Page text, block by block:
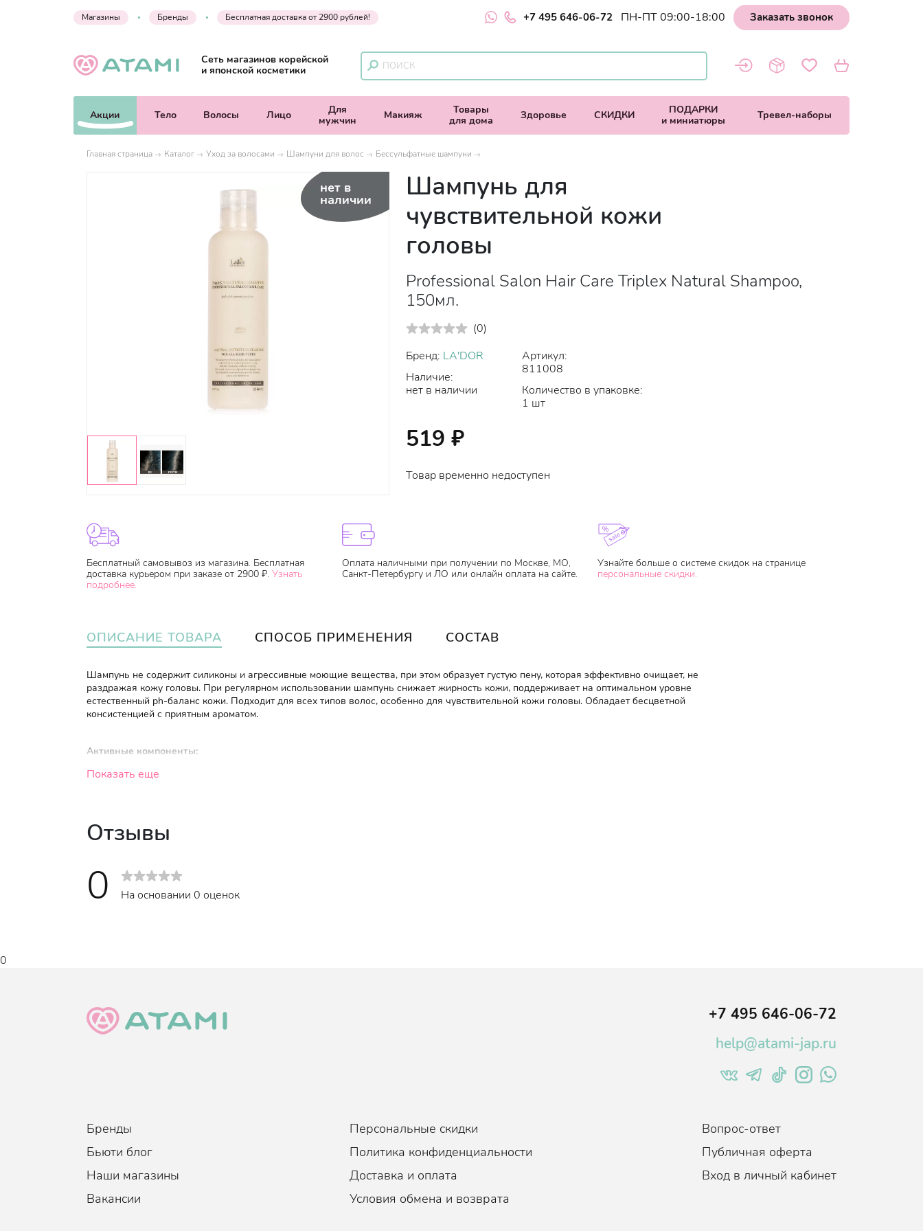
Магазины Бренды Бесплатная доставка от 2900 рублей! +7 495 646-06-72 ПН-ПТ 09:00-18:00 Заказать звонок
Сеть магазинов корейской
и японской косметики
Акции Тело Волосы Лицо
Для
мужчин
Макияж
Товары
для дома
Здоровье СКИДКИ
ПОДАРКИ
и миниатюры
Тревел-наборы
Главная страница Каталог Уход за волосами Шампуни для волос Бессульфатные шампуни
нет в
наличии
Шампунь для
чувствительной кожи
головы
Professional Salon Hair Care Triplex Natural Shampoo,
150мл.
(0)
Бренд: LA'DOR
Наличие:
нет в наличии
Артикул:
811008
Количество в упаковке:
1 шт
519 ₽
Товар временно недоступен
Бесплатный самовывоз из магазина. Бесплатная
доставка курьером при заказе от 2900 ₽. Узнать
подробнее.
Оплата наличными при получении по Москве, МО,
Санкт-Петербургу и ЛО или онлайн оплата на сайте.
Узнайте больше о системе скидок на странице
персональные скидки.
ОПИСАНИЕ ТОВАРА СПОСОБ ПРИМЕНЕНИЯ СОСТАВ
Шампунь не содержит силиконы и агрессивные моющие вещества, при этом образует густую пену, которая эффективно очищает, не
раздражая кожу головы. При регулярном использовании шампунь снижает жирность кожи, поддерживает на оптимальном уровне
естественный ph-баланс кожи. Подходит для всех типов волос, особенно для чувствительной кожи головы. Обладает бесцветной
консистенцией с приятным ароматом.
Активные компоненты:
Cocamidopropyl Betaine
щадящий и полезный, но и эффективный. Он формирует густую пену, справляется с любыми загрязнениями и хорошо
смывается. При постоянном использовании средств на его основе кожа и волосы оздоравливаются.
Эфирное масло чайного дерева
блестящими и здоровыми.
Показать еще
Отзывы
0 На основании 0 оценок
0
+7 495 646-06-72
help@atami-jap.ru
Бренды
Бьюти блог
Наши магазины
Вакансии
Персональные скидки
Политика конфиденциальности
Доставка и оплата
Условия обмена и возврата
Вопрос-ответ
Публичная оферта
Вход в личный кабинет